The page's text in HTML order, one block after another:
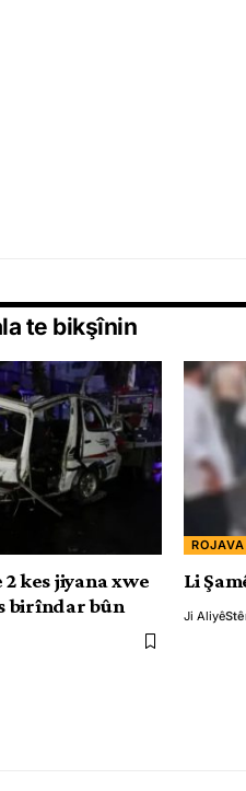
te bikşînin
kes jiyana xwe
birîndar bûn
ROJAVA
Li
Ji Aliyê